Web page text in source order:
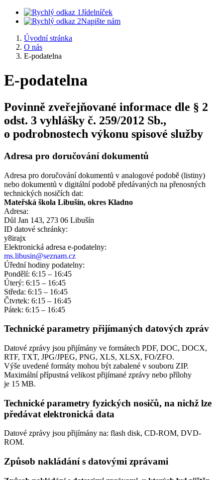
Jídelníček
Napište nám
Úvodní stránka
O nás
E-podatelna
E-podatelna
Povinně zveřejňované informace dle § 2
odst. 3 vyhlášky č. 259/2012 Sb.,
o podrobnostech výkonu spisové služby
Adresa pro doručování dokumentů
Adresa pro doručování dokumentů v analogové podobě (listiny)
nebo dokumentů v digitální podobě předávaných na přenosných
technických nosičích dat:
Mateřská škola Libušín, okres Kladno
Adresa:
Důl Jan 143, 273 06 Libušín
ID datové schránky:
y8irajx
Elektronická adresa e‑podatelny:
ms.libusin@seznam.cz
Úřední hodiny podatelny:
Pondělí: 6:15 – 16:45
Úterý: 6:15 – 16:45
Středa: 6:15 – 16:45
Čtvrtek: 6:15 – 16:45
Pátek: 6:15 – 16:45
Technické parametry přijímaných datových zpráv
Datové zprávy jsou přijímány ve formátech PDF, DOC, DOCX,
RTF, TXT, JPG/JPEG, PNG, XLS, XLSX, FO/ZFO.
Výše uvedené formáty mohou být zabalené v souboru ZIP.
Maximální přípustná velikost přijímané zprávy nebo přílohy
je 15 MB.
Technické parametry fyzických nosičů, na nichž lze
předávat elektronická data
Datové zprávy jsou přijímány na: flash disk, CD-ROM, DVD-
ROM.
Způsob nakládání s datovými zprávami